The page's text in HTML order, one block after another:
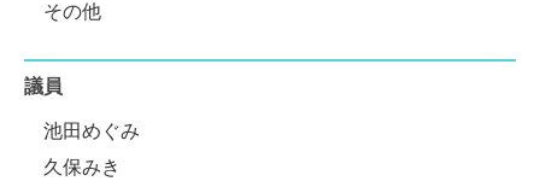
その他
議員
池田めぐみ
久保みき